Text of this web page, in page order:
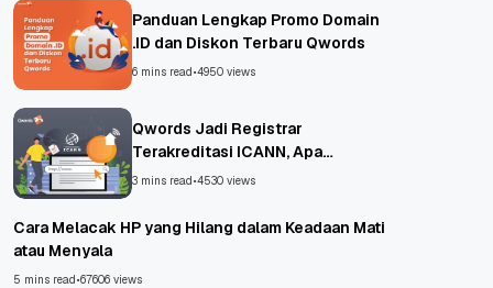
Panduan Lengkap Promo Domain
.ID dan Diskon Terbaru Qwords
6 mins read•4950 views
Qwords Jadi Registrar
Terakreditasi ICANN, Apa
Untungnya?
3 mins read•4530 views
Cara Melacak HP yang Hilang dalam Keadaan Mati
atau Menyala
5 mins read•67606 views